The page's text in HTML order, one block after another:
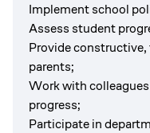
Implement school
Assess student
Provide
parents;
Work with
progress;
Participate in